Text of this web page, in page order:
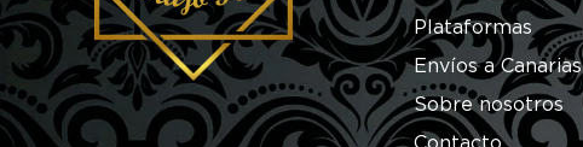
Plataformas
Envíos a Canarias
Sobre nosotros
Contacto